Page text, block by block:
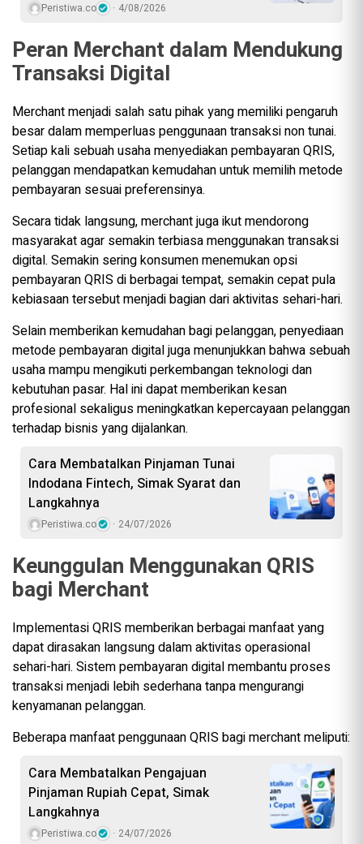
Peristiwa.co 4/08/2026
Peran Merchant dalam Mendukung
Transaksi Digital
Merchant menjadi salah satu pihak yang memiliki pengaruh
besar dalam memperluas penggunaan transaksi non tunai.
Setiap kali sebuah usaha menyediakan pembayaran QRIS,
pelanggan mendapatkan kemudahan untuk memilih metode
pembayaran sesuai preferensinya.
Secara tidak langsung, merchant juga ikut mendorong
masyarakat agar semakin terbiasa menggunakan transaksi
digital. Semakin sering konsumen menemukan opsi
pembayaran QRIS di berbagai tempat, semakin cepat pula
kebiasaan tersebut menjadi bagian dari aktivitas sehari-hari.
Selain memberikan kemudahan bagi pelanggan, penyediaan
metode pembayaran digital juga menunjukkan bahwa sebuah
usaha mampu mengikuti perkembangan teknologi dan
kebutuhan pasar. Hal ini dapat memberikan kesan
profesional sekaligus meningkatkan kepercayaan pelanggan
terhadap bisnis yang dijalankan.
Cara Membatalkan Pinjaman Tunai
Indodana Fintech, Simak Syarat dan
Langkahnya
Peristiwa.co 24/07/2026
Keunggulan Menggunakan QRIS
bagi Merchant
Implementasi QRIS memberikan berbagai manfaat yang
dapat dirasakan langsung dalam aktivitas operasional
sehari-hari. Sistem pembayaran digital membantu proses
transaksi menjadi lebih sederhana tanpa mengurangi
kenyamanan pelanggan.
Beberapa manfaat penggunaan QRIS bagi merchant meliputi:
Cara Membatalkan Pengajuan
Pinjaman Rupiah Cepat, Simak
Langkahnya
Peristiwa.co 24/07/2026